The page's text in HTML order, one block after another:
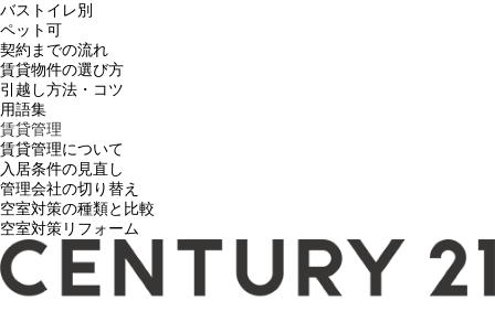
バストイレ別
ペット可
契約までの流れ
賃貸物件の選び方
引越し方法・コツ
用語集
賃貸管理
賃貸管理について
入居条件の見直し
管理会社の切り替え
空室対策の種類と比較
空室対策リフォーム